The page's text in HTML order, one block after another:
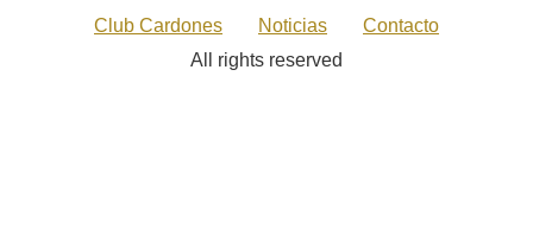
Club Cardones
Noticias
Contacto
All rights reserved